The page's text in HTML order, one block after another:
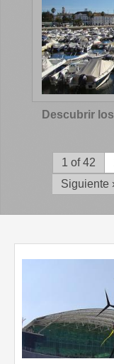
Descubrir
1 of 42
Siguiente